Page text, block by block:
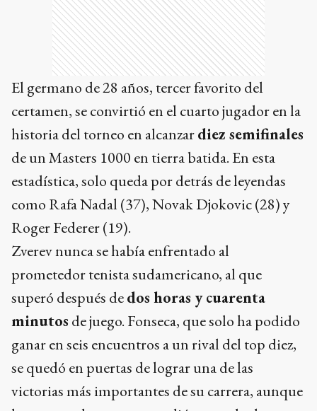
El germano de 28 años, tercer favorito del
certamen, se convirtió en el cuarto jugador en la
historia del torneo en alcanzardiez semifinales
de un Masters 1000 en tierra batida. En esta
estadística, solo queda por detrás de leyendas
como Rafa Nadal (37), Novak Djokovic (28) y
Roger Federer (19).
Zverev nunca se había enfrentado al
prometedor tenista sudamericano, al que
superó después dedos horas y cuarenta
minutos de juego. Fonseca, que solo ha podido
ganar en seis encuentros a un rival del top diez,
se quedó en puertas de lograr una de las
victorias más importantes de su carrera, aunque